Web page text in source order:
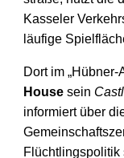
Kasseler
läufige
Dort im „Hübner-
Housesein
informiert über
Flüchtlings­politik